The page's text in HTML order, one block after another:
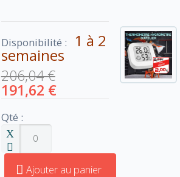
Disponibilité : 1 à 2
semaines
206,04 €
191,62 €
Qté :
Ajouter au panier